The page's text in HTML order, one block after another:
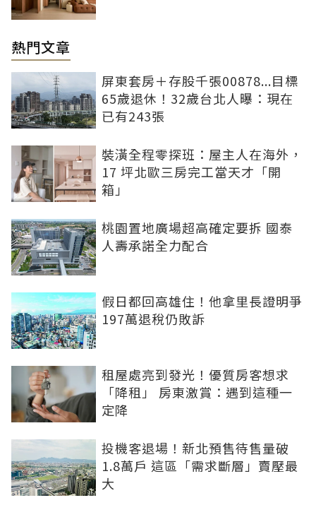
熱門文章
屏東套房＋存股千張00878...目標
65歲退休！32歲台北人曝：現在
已有243張
裝潢全程零探班：屋主人在海外，
17 坪北歐三房完工當天才「開
箱」
桃園置地廣場超高確定要拆 國泰
人壽承諾全力配合
假日都回高雄住！他拿里長證明爭
197萬退稅仍敗訴
租屋處亮到發光！優質房客想求
「降租」 房東激賞：遇到這種一
定降
投機客退場！新北預售待售量破
1.8萬戶 這區「需求斷層」賣壓最
大